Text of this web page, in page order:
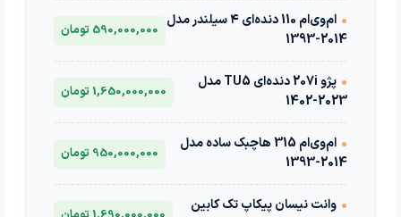
•
ام‌وی‌ام 110 دنده‌ای ۴ سیلندر مدل
2014-1393
590,000,000 تومان
•
پژو 207i دنده‌ای TU5 مدل
2023-1402
1,650,000,000 تومان
•
ام‌وی‌ام 315 هاچبک ساده مدل
2014-1393
950,000,000 تومان
• وانت نیسان پیکاپ تک کابین